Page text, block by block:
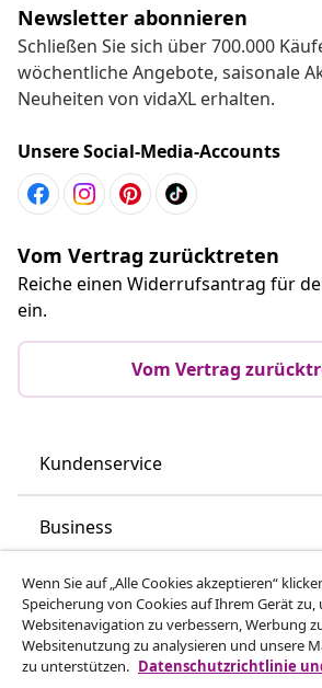
Newsletter abonnieren
Schließen Sie sich über 700.000
wöchentliche Angebote, saisonale
Neuheiten von vidaXL erhalten.
Unsere Social-Media-Accounts
Vom Vertrag zurücktreten
Reiche einen Widerrufsantrag für
ein.
Vom Vertrag
Kundenservice
Business
vidaXL
Mehr entdecken
Wenn Sie auf „Alle Cookies akzeptieren“
Speicherung von Cookies auf Ihrem Gerät zu,
Websitenavigation zu verbessern, Werbung
Websitenutzung zu analysieren und unsere
zu unterstützen. Datenschutzrichtlinie